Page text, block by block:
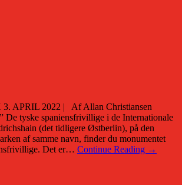
APRIL 2022 | Af Allan Christiansen
De tyske spaniensfrivillige i de Internationale
(det tidligere Østberlin), på den
af samme navn, finder du monumentet
Det er… Continue Reading →